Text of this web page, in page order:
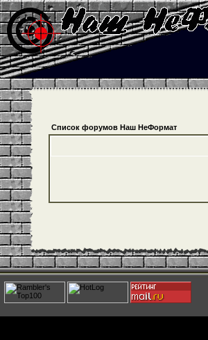
Список форумов Наш НеФормат